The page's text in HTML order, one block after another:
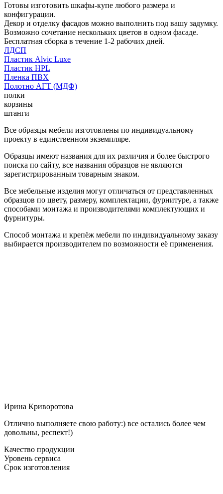
Готовы изготовить шкафы-купе любого размера и
конфигурации.
Декор и отделку фасадов можно выполнить под вашу задумку.
Возможно сочетание нескольких цветов в одном фасаде.
Бесплатная сборка в течение 1-2 рабочих дней.
ЛДСП
Пластик Alvic Luxe
Пластик HPL
Пленка ПВХ
Полотно АГТ (МДФ)
полки
корзины
штанги
Все образцы мебели изготовлены по индивидуальному
проекту в единственном экземпляре.
Образцы имеют названия для их различия и более быстрого
поиска по сайту, все названия образцов не являются
зарегистрированным товарным знаком.
Все мебельные изделия могут отличаться от представленных
образцов по цвету, размеру, комплектации, фурнитуре, а также
способами монтажа и производителями комплектующих и
фурнитуры.
Способ монтажа и крепёж мебели по индивидуальному заказу
выбирается производителем по возможности её применения.
Ирина Криворотова
Отлично выполняете свою работу:) все остались более чем
довольны, респект!)
Качество продукции
Уровень сервиса
Срок изготовления